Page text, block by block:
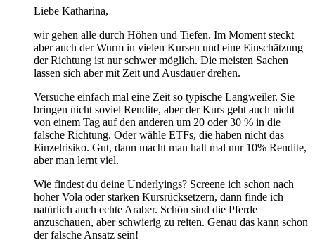
Liebe Katharina,
wir gehen alle durch Höhen und Tiefen. Im Moment steckt
aber auch der Wurm in vielen Kursen und eine Einschätzung
der Richtung ist nur schwer möglich. Die meisten Sachen
lassen sich aber mit Zeit und Ausdauer drehen.
Versuche einfach mal eine Zeit so typische Langweiler. Sie
bringen nicht soviel Rendite, aber der Kurs geht auch nicht
von einem Tag auf den anderen um 20 oder 30 % in die
falsche Richtung. Oder wähle ETFs, die haben nicht das
Einzelrisiko. Gut, dann macht man halt mal nur 10% Rendite,
aber man lernt viel.
Wie findest du deine Underlyings? Screene ich schon nach
hoher Vola oder starken Kursrücksetzern, dann finde ich
natürlich auch echte Araber. Schön sind die Pferde
anzuschauen, aber schwierig zu reiten. Genau das kann schon
der falsche Ansatz sein!